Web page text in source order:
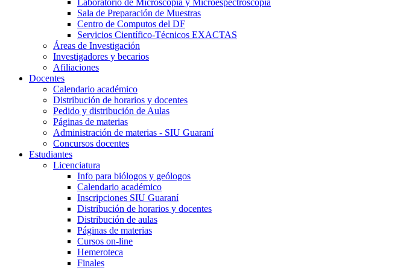
Sala de Preparación de Muestras
Centro de Computos del DF
Servicios Científico-Técnicos EXACTAS
Áreas de Investigación
Investigadores y becarios
Afiliaciones
Docentes
Calendario académico
Distribución de horarios y docentes
Pedido y distribución de Aulas
Páginas de materias
Administración de materias - SIU Guaraní
Concursos docentes
Estudiantes
Licenciatura
Info para biólogos y geólogos
Calendario académico
Inscripciones SIU Guaraní
Distribución de horarios y docentes
Distribución de aulas
Páginas de materias
Cursos on-line
Hemeroteca
Finales